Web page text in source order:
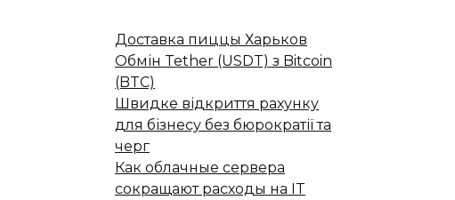
Доставка пиццы Харьков
Обмін Tether (USDT) з Bitcoin
(BTC)
Швидке відкриття рахунку
для бізнесу без бюрократії та
черг
Как облачные сервера
сокращают расходы на IT